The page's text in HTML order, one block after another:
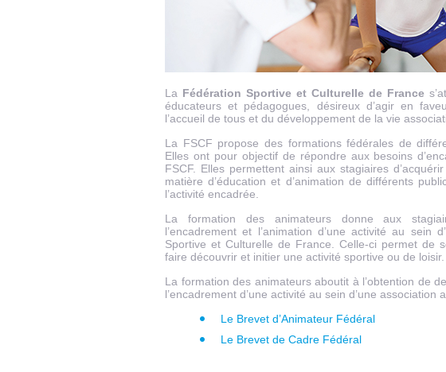
La Fédération Sportive et Culturelle de France
éducateurs et pédagogues, désireux d’agir en
l’accueil de tous et du développement de la vie
La FSCF propose des formations fédérales de
Elles ont pour objectif de répondre aux besoins
FSCF. Elles permettent ainsi aux stagiaires
matière d’éducation et d’animation de différents
l’activité encadrée.
La formation des animateurs donne aux
l’encadrement et l’animation d’une activité au sein
Sportive et Culturelle de France. Celle-ci permet de
faire découvrir et initier une activité sportive ou de loisir.
La formation des animateurs aboutit à l’obtention de
l’encadrement d’une activité au sein d’une association
Le Brevet d’Animateur Fédéral
Le Brevet de Cadre Fédéral